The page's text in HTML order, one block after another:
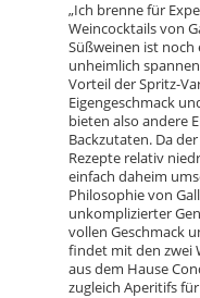
„Ich brenne für
Weincocktails von
Süßweinen ist noch
unheimlich
Vorteil der Spritz-
Eigengeschmack
bieten also andere
Backzutaten. Da
Rezepte relativ
einfach daheim
Philosophie von
unkomplizierter
vollen Geschmack
findet mit den zwei
aus dem Hause
zugleich Aperitifs